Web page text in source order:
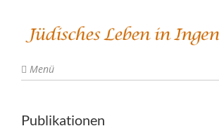
Menü
Publikationen